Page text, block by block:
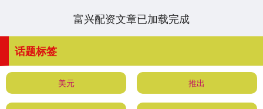
富兴配资文章已加载完成
话题标签
美元 推出